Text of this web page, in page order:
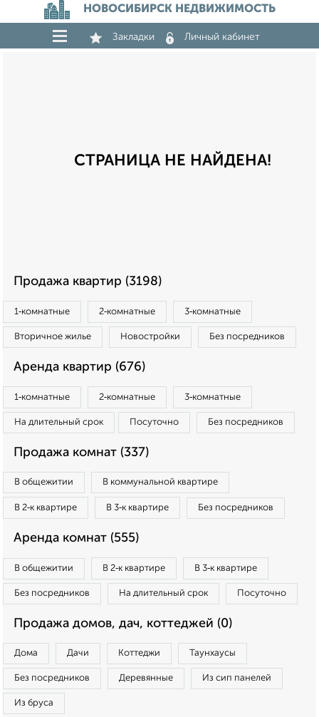
НОВОСИБИРСК НЕДВИЖИМОСТЬ
Закладки Личный кабинет
СТРАНИЦА НЕ НАЙДЕНА!
Продажа квартир (3198)
1‑комнатные 2‑комнатные 3‑комнатные
Вторичное жилье Новостройки Без посредников
Аренда квартир (676)
1‑комнатные 2‑комнатные 3‑комнатные
На длительный срок Посуточно Без посредников
Продажа комнат (337)
В общежитии В коммунальной квартире
В 2‑к квартире В 3‑к квартире Без посредников
Аренда комнат (555)
В общежитии В 2‑к квартире В 3‑к квартире
Без посредников На длительный срок Посуточно
Продажа домов, дач, коттеджей (0)
Дома Дачи Коттеджи Таунхаусы
Без посредников Деревянные Из сип панелей
Из бруса